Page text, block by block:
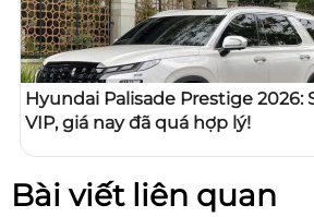
Hyundai Palisade Prestige 2026:
VIP, giá nay đã quá hợp lý!
Bài viết liên quan